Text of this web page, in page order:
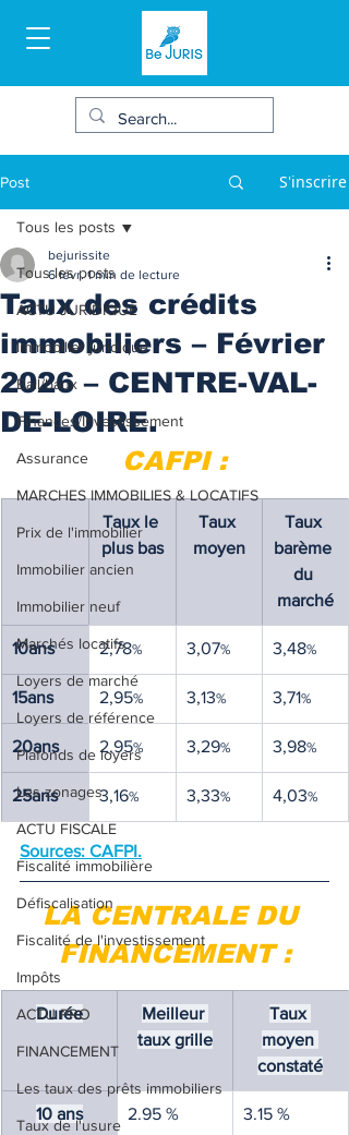
Post S'inscrire
Tous les posts
ACTU JURIDIQUE
Immobilier juridique
Bail/baux
Finances/Investissement
Assurance
MARCHES IMMOBILIES & LOCATIFS
Prix de l'immobilier
Immobilier ancien
Immobilier neuf
Marchés locatifs
Loyers de marché
Loyers de référence
Plafonds de loyers
Les zonages
ACTU FISCALE
Fiscalité immobilière
Défiscalisation
Fiscalité de l'investissement
Impôts
ACTU PRO
FINANCEMENT
Les taux des prêts immobiliers
Taux de l'usure
Tous les posts
Taux des crédits
immobiliers – Février
2026 – CENTRE-VAL-
DE-LOIRE.
bejurissite
6 févr. 1 min de lecture
CAFPI :
Taux le
plus bas
Taux
moyen
Taux
barème
du
marché
10ans 2,78% 3,07% 3,48%
15ans 2,95% 3,13% 3,71%
20ans 2,95% 3,29% 3,98%
25ans 3,16% 3,33% 4,03%
Sources: CAFPI.
LA CENTRALE DU
FINANCEMENT :
Durée
Meilleur
taux grille
Taux
moyen
constaté
10 ans 2.95 % 3.15 %